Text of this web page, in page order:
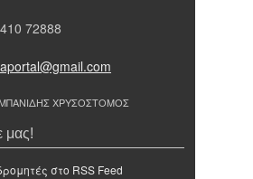
72888
ΧΡΥΣΟΣΤΟΜΟΣ
μας!
στο RSS Feed